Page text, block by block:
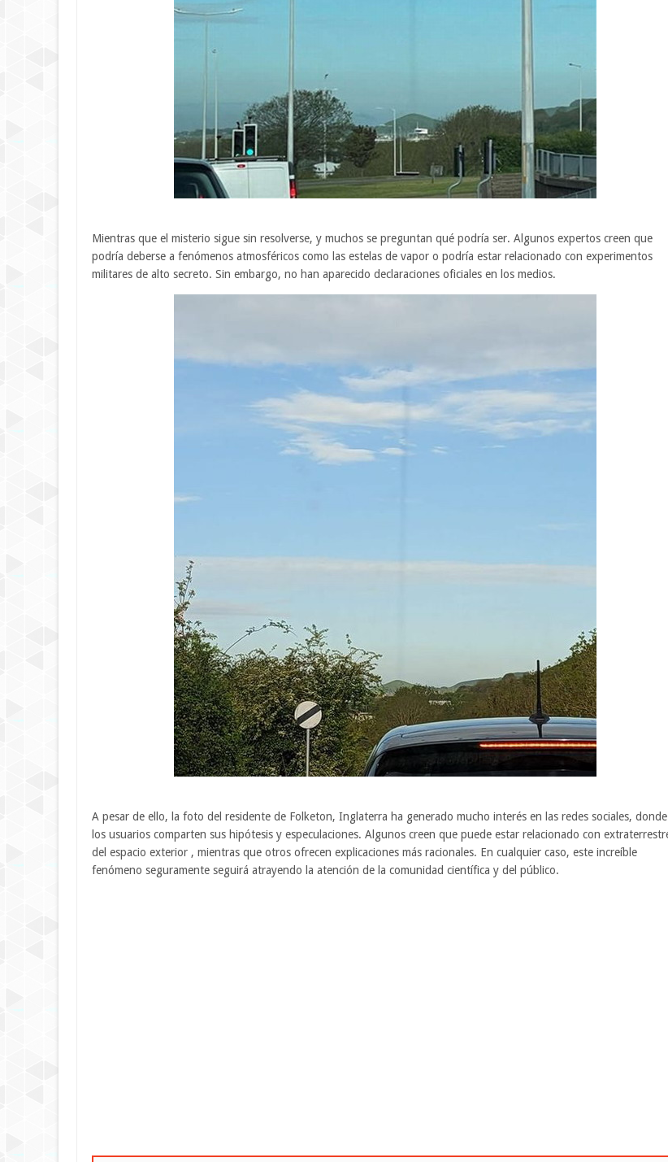
Mientras que el misterio sigue sin resolverse, y muchos se preguntan qué podría ser. Algunos expertos creen que
podría deberse a fenómenos atmosféricos como las estelas de vapor o podría estar relacionado con experimentos
militares de alto secreto. Sin embargo, no han aparecido declaraciones oficiales en los medios.
A pesar de ello, la foto del residente de Folketon, Inglaterra ha generado mucho interés en las redes sociales, donde
los usuarios comparten sus hipótesis y especulaciones. Algunos creen que puede estar relacionado con
del espacio exterior , mientras que otros ofrecen explicaciones más racionales. En cualquier caso, este increíble
fenómeno seguramente seguirá atrayendo la atención de la comunidad científica y del público.